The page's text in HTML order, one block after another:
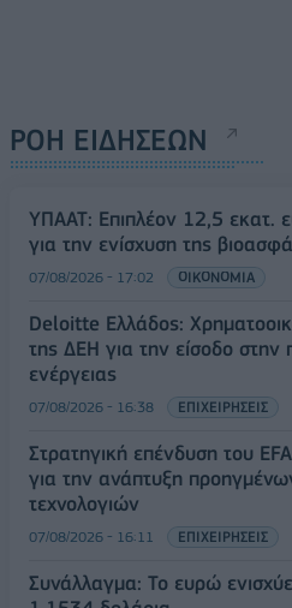
ΡΟΗ ΕΙΔΗΣΕΩΝ
ΥΠΑΑΤ: Επιπλέον 12,5 εκατ.
για την ενίσχυση της
07/08/2026 - 17:02 ΟΙΚΟΝΟΜΙΑ
Deloitte Ελλάδος:
της ΔΕΗ για την είσοδο
ενέργειας
07/08/2026 - 16:38 ΕΠΙΧΕΙΡΗΣΕΙΣ
Στρατηγική επένδυση του
για την ανάπτυξη
τεχνολογιών
07/08/2026 - 16:11 ΕΠΙΧΕΙΡΗΣΕΙΣ
Συνάλλαγμα: Το ευρώ